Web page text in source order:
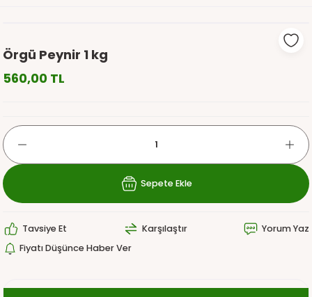
Örgü Peynir 1 kg
560,00 TL
Sepete Ekle
Tavsiye Et Karşılaştır
Yorum Yaz
Fiyatı Düşünce Haber Ver